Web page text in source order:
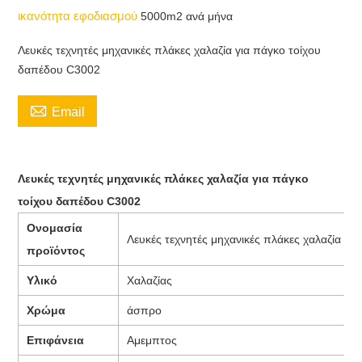
ικανότητα εφοδιασμού5000m2 ανά μήνα
Λευκές τεχνητές μηχανικές πλάκες χαλαζία για πάγκο τοίχου
δαπέδου C3002
 Email
Λευκές τεχνητές μηχανικές πλάκες χαλαζία για πάγκο
τοίχου δαπέδου C3002
Ονομασία
προϊόντος
Λευκές τεχνητές μηχανικές πλάκες χαλαζία
Υλικό Χαλαζίας
Χρώμα άσπρο
Επιφάνεια Αμεμπτος